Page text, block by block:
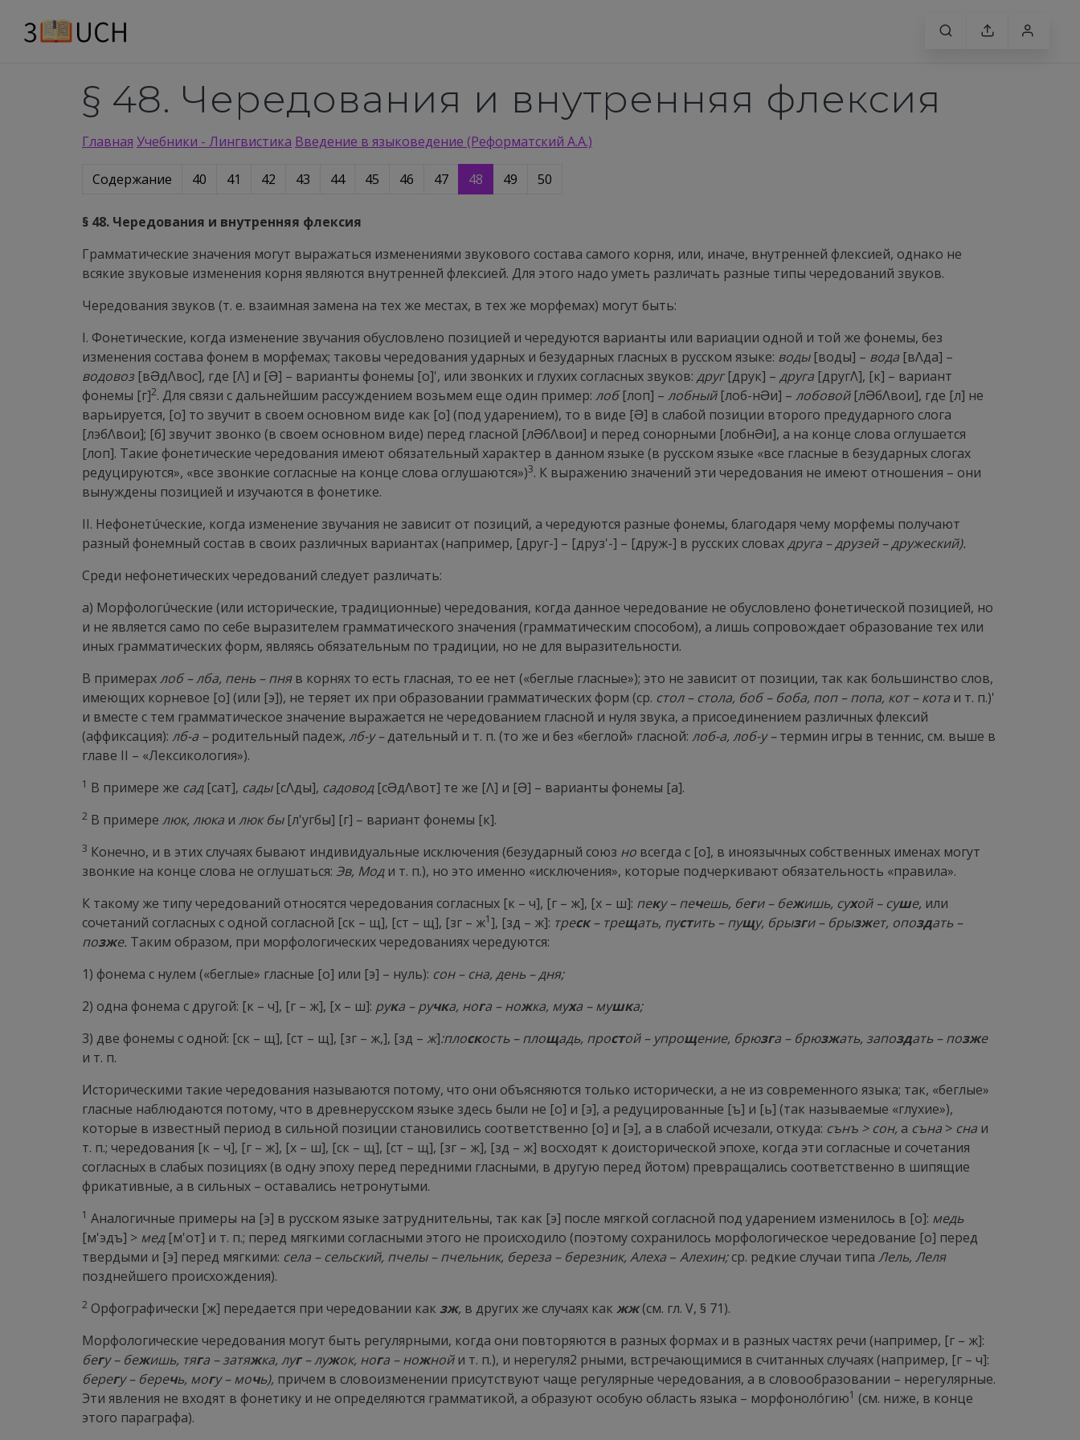
§ 48. Чередования и внутренняя флексия
Главная Учебники - Лингвистика Введение в языковедение (Реформатский А.А.)
Содержание 40 41 42 43 44 45 46 47 48 49 50
§ 48. Чередования и внутренняя флексия
Грамматические значения могут выражаться изменениями звукового состава самого корня, или, иначе, внутренней флексией, однако не
всякие звуковые изменения корня являются внутренней флексией. Для этого надо уметь различать разные типы чередований звуков.
Чередования звуков (т. е. взаимная замена на тех же местах, в тех же морфемах) могут быть:
I. Фонетические, когда изменение звучания обусловлено позицией и чередуются варианты или вариации одной и той же фонемы, без
изменения состава фонем в морфемах; таковы чередования ударных и безударных гласных в русском языке: воды[воды] – вода [вΛда] –
водовоз[вƏдΛвос], где [Λ] и [Ə] – варианты фонемы [о]', или звонких и глухих согласных звуков: друг[друк] – друга [другΛ], [к] – вариант
фонемы [г]2. Для связи с дальнейшим рассуждением возьмем еще один пример: лоб[лоп] – лобный[лоб-нƏи] – лобовой[лƏбΛвои], где [л] не
варьируется, [о] то звучит в своем основном виде как [о] (под ударением), то в виде [Ə] в слабой позиции второго предударного слога
[лэбΛвои]; [б] звучит звонко (в своем основном виде) перед гласной [лƏбΛвои] и перед сонорными [лобнƏи], а на конце слова оглушается
[лоп]. Такие фонетические чередования имеют обязательный характер в данном языке (в русском языке «все гласные в безударных слогах
редуцируются», «все звонкие согласные на конце слова оглушаются»)3. К выражению значений эти чередования не имеют отношения – они
вынуждены позицией и изучаются в фонетике.
II. Нефонетúческие, когда изменение звучания не зависит от позиций, а чередуются разные фонемы, благодаря чему морфемы получают
разный фонемный состав в своих различных вариантах (например, [друг-] – [друз'-] – [друж-] в русских словахдруга – друзей – дружеский).
Среди нефонетических чередований следует различать:
а) Морфологúческие (или исторические, традиционные) чередования, когда данное чередование не обусловлено фонетической позицией, но
и не является само по себе выразителем грамматического значения (грамматическим способом), а лишь сопровождает образование тех или
иных грамматических форм, являясь обязательным по традиции, но не для выразительности.
В примерахлоб – лба, пень – пняв корнях то есть гласная, то ее нет («беглые гласные»); это не зависит от позиции, так как большинство слов,
имеющих корневое [о] (или [э]), не теряет их при образовании грамматических форм (ср. стол – стола, боб – боба, поп – попа, кот – кота и т. п.)'
и вместе с тем грамматическое значение выражается не чередованием гласной и нуля звука, а присоединением различных флексий
(аффиксация): лб-а –родительный падеж, лб-у –дательный и т. п. (то же и без «беглой» гласной: лоб-а, лоб-у –термин игры в теннис, см. выше в
главе II – «Лексикология»).
1 В примере же сад[сат], сады[сΛды], садовод[сƏдΛвот] те же [Λ] и [Ə] – варианты фонемы [а].
2 В примере люк, люка и люк бы[л'угбы] [г] – вариант фонемы [к].
3 Конечно, и в этих случаях бывают индивидуальные исключения (безударный союз но всегда с [о], в иноязычных собственных именах могут
звонкие на конце слова не оглушаться: Эв, Моди т. п.), но это именно «исключения», которые подчеркивают обязательность «правила».
К такому же типу чередований относятся чередования согласных [к – ч], [г – ж], [х – ш]: пеку – печешь, беги – бежишь, сухой – суше, или
сочетаний согласных с одной согласной [ск – щ], [ст – щ], [зг – ж1], [зд – ж]: треск– трещать, пустить – пущу, брызги – брызжет, опоздать –
позже. Таким образом, при морфологических чередованиях чередуются:
1) фонема с нулем («беглые» гласные [о] или [э] – нуль): сон – сна, день – дня;
2) одна фонема с другой: [к – ч], [г – ж], [х – ш]: рука – ручка, нога – ножка, муха – мушка;
3) две фонемы с одной: [ск – щ], [ст – щ], [зг – ж,], [зд – ж]:плоскость – площадь, простой – упрощение, брюзга – брюзжать, запоздать – позже
и т. п.
Историческими такие чередования называются потому, что они объясняются только исторически, а не из современного языка; так, «беглые»
гласные наблюдаются потому, что в древнерусском языке здесь были не [о] и [э], а редуцированные [ъ] и [ь] (так называемые «глухие»),
которые в известный период в сильной позиции становились соответственно [о] и [э], а в слабой исчезали, откуда: сънъ > сон, а съна > сна и
т. п.; чередования [к – ч], [г – ж], [х – ш], [ск – щ], [ст – щ], [зг – ж], [зд – ж] восходят к доисторической эпохе, когда эти согласные и сочетания
согласных в слабых позициях (в одну эпоху перед передними гласными, в другую перед йотом) превращались соответственно в шипящие
фрикативные, а в сильных – оставались нетронутыми.
1 Аналогичные примеры на [э] в русском языке затруднительны, так как [э] после мягкой согласной под ударением изменилось в [о]: медь
[м'эдъ] > мед[м'от] и т. п.; перед мягкими согласными этого не происходило (поэтому сохранилось морфологическое чередование [о] перед
твердыми и [э] перед мягкими: села – сельский, пчелы – пчельник, береза – березник, Алеха – Алехин;ср. редкие случаи типа Лель, Леля
позднейшего происхождения).
2 Орфографически [ж] передается при чередовании как зж, в других же случаях как жж(см. гл. V, § 71).
Морфологические чередования могут быть регулярными, когда они повторяются в разных формах и в разных частях речи (например, [г – ж]:
бегу – бежишь, тяга – затяжка, луг– лужок, нога – ножнойи т. п.), и нерегуля2 рными, встречающимися в считанных случаях (например, [г – ч]:
берегу – беречь, могу – мочь), причем в словоизменении присутствуют чаще регулярные чередования, а в словообразовании – нерегулярные.
Эти явления не входят в фонетику и не определяются грамматикой, а образуют особую область языка – морфонолóгию1 (см. ниже, в конце
этого параграфа).